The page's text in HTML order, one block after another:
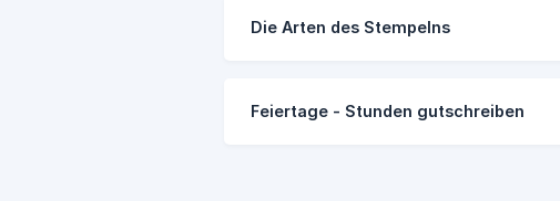
Die Arten des Stempelns
Feiertage - Stunden gutschreiben